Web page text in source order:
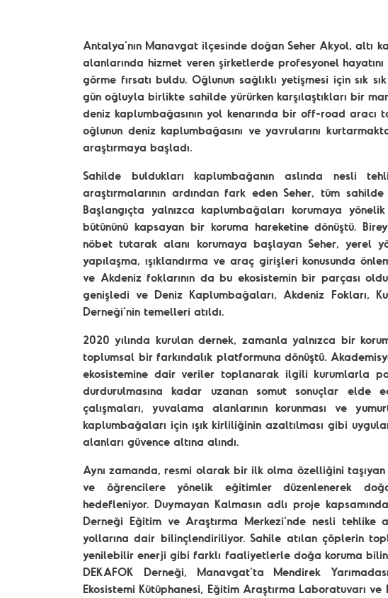
Antalya’nın Manavgat ilçesinde doğan Seher Akyol, altı
alanlarında hizmet veren şirketlerde profesyonel
görme fırsatı buldu. Oğlunun sağlıklı yetişmesi için sık
gün oğluyla birlikte sahilde yürürken karşılaştıkları bir
deniz kaplumbağasının yol kenarında bir off-road aracı
oğlunun deniz kaplumbağasını ve yavrularını
araştırmaya başladı.
Sahilde buldukları kaplumbağanın aslında nesli
araştırmalarının ardından fark eden Seher, tüm
Başlangıçta yalnızca kaplumbağaları korumaya
bütününü kapsayan bir koruma hareketine dönüştü.
nöbet tutarak alanı korumaya başlayan Seher, yerel
yapılaşma, ışıklandırma ve araç girişleri konusunda
ve Akdeniz foklarının da bu ekosistemin bir parçası
genişledi ve Deniz Kaplumbağaları, Akdeniz Fokları,
Derneği’nin temelleri atıldı.
2020 yılında kurulan dernek, zamanla yalnızca bir
toplumsal bir farkındalık platformuna dönüştü.
ekosistemine dair veriler toplanarak ilgili kurumlarla
durdurulmasına kadar uzanan somut sonuçlar elde
çalışmaları, yuvalama alanlarının korunması ve
kaplumbağaları için ışık kirliliğinin azaltılması gibi
alanları güvence altına alındı.
Aynı zamanda, resmi olarak bir ilk olma özelliğini
ve öğrencilere yönelik eğitimler düzenlenerek doğa
hedefleniyor. Duymayan Kalmasın adlı proje
Derneği Eğitim ve Araştırma Merkezi’nde nesli tehlike
yollarına dair bilinçlendiriliyor. Sahile atılan çöplerin
yenilebilir enerji gibi farklı faaliyetlerle doğa koruma
DEKAFOK Derneği, Manavgat’ta Mendirek
Ekosistemi Kütüphanesi, Eğitim Araştırma Laboratuvarı ve